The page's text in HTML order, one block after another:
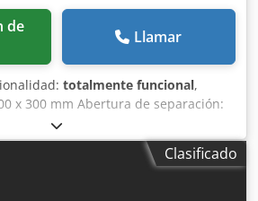
Llamar
totalmente funcional,
x 300 mm Abertura de separación:
kg Dsdpfxsy Tyaqj Ac Uokr
22 kW La máquina ha sido
en el taller, equipada con
trituración y nuevas cuñas
Clasificado